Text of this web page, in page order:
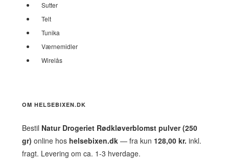
Sutter
Telt
Tunika
Værnemidler
Wirelås
OM HELSEBIXEN.DK
Bestil Natur Drogeriet Rødkløverblomst pulver (250
gr) online hos helsebixen.dk — fra kun 128,00 kr. inkl.
fragt. Levering om ca. 1-3 hverdage.